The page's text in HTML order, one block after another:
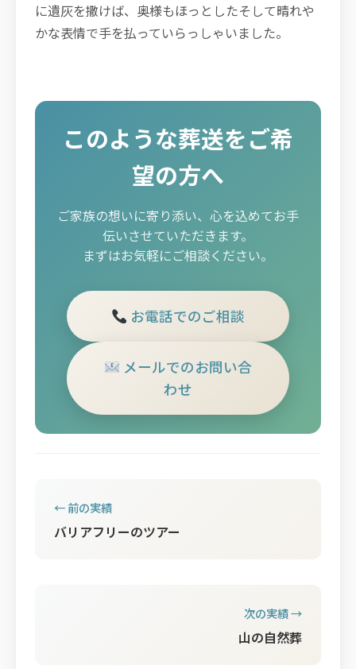
に遺灰を撒けば、奥様もほっとしたそして晴れや
かな表情で手を払っていらっしゃいました。
このような葬送をご希
望の方へ
ご家族の想いに寄り添い、心を込めてお手
伝いさせていただきます。
まずはお気軽にご相談ください。
お電話でのご相談
メールでのお問い合
わせ
← 前の実績
バリアフリーのツアー
次の実績 →
山の自然葬